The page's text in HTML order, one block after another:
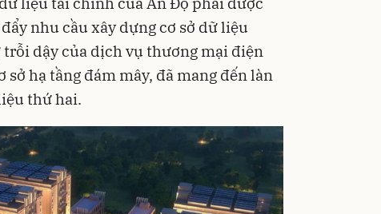
nhu cầu xây dựng cơ sở dữ liệu
dậy của dịch vụ thương mại điện
hạ tầng đám mây, đã mang đến làn
thứ hai.